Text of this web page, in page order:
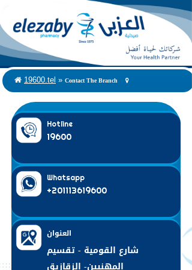
19600.tel » Contact The Branch
Hotline
19600
Whatsapp
+201113619600
العنوان
شارع القومية - تقسيم
المهنيين- الزقازيق